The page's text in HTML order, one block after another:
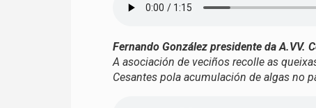
Fernando González presidente da A.VV.
A asociación de veciños recolle as
Cesantes pola acumulación de algas no